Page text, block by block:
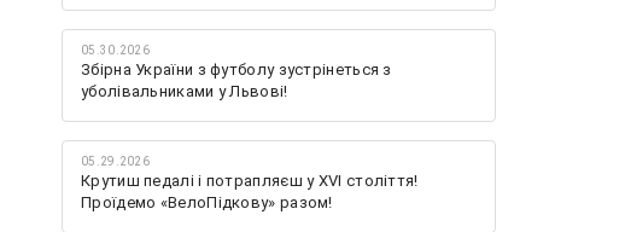
05.30.2026
Збірна України з футболу зустрінеться з
уболівальниками у Львові!
05.29.2026
Крутиш педалі і потрапляєш у XVI століття!
Проїдемо «ВелоПідкову» разом!